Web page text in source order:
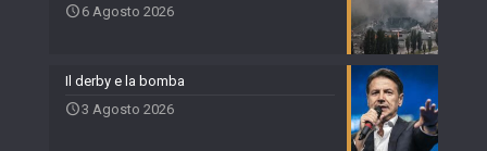
6 Agosto 2026
Il derby e la bomba
3 Agosto 2026